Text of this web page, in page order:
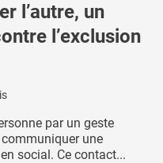
l’autre, un
l’exclusion
par un geste
une
social. Ce contact...